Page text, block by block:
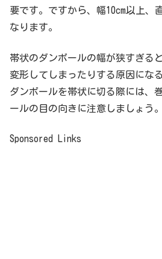
要です。ですから、幅10cm以上、
なります。
帯状のダンボールの幅が狭すぎる
変形してしまったりする原因にな
ダンボールを帯状に切る際には、
ールの目の向きに注意しましょう。
Sponsored Links